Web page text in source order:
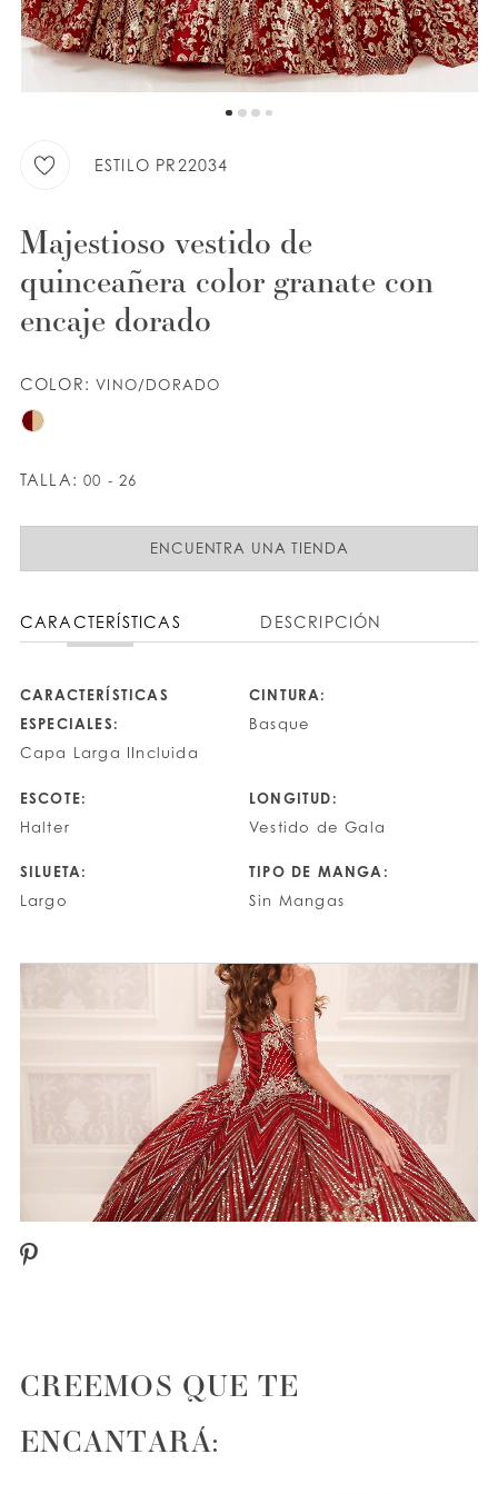
LISTA DE DESEOS
ESTILO PR22034
Majestioso vestido de
quinceañera color granate con
encaje dorado
COLOR:VINO/DORADO
TALLA: 00 - 26
ENCUENTRA UNA TIENDA
CARACTERÍSTICAS DESCRIPCIÓN
CARACTERÍSTICAS
ESPECIALES:
Capa Larga IIncluida
CINTURA:
Basque
ESCOTE:
Halter
LONGITUD:
Vestido de Gala
SILUETA:
Largo
TIPO DE MANGA:
Sin Mangas
CREEMOS QUE TE
ENCANTARÁ: